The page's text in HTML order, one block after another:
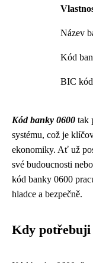
Název
Kód
BIC
Kód banky 0600 tak
systému, což je
ekonomiky. Ať už
své budoucnosti
kód banky 0600
hladce a bezpečně.
Kdy potřebuji